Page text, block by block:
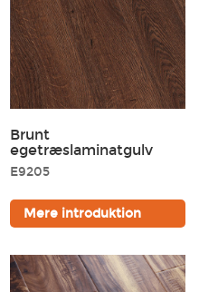
Brunt
egetræslaminatgulv
E9205
Mere introduktion
fyldige varme fra
elegant og stilfuld ud,
et cool, moderne hjem.